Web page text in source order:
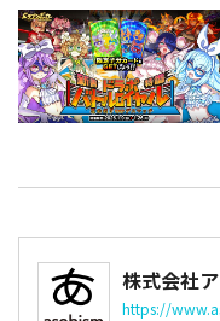
株式会社
https://